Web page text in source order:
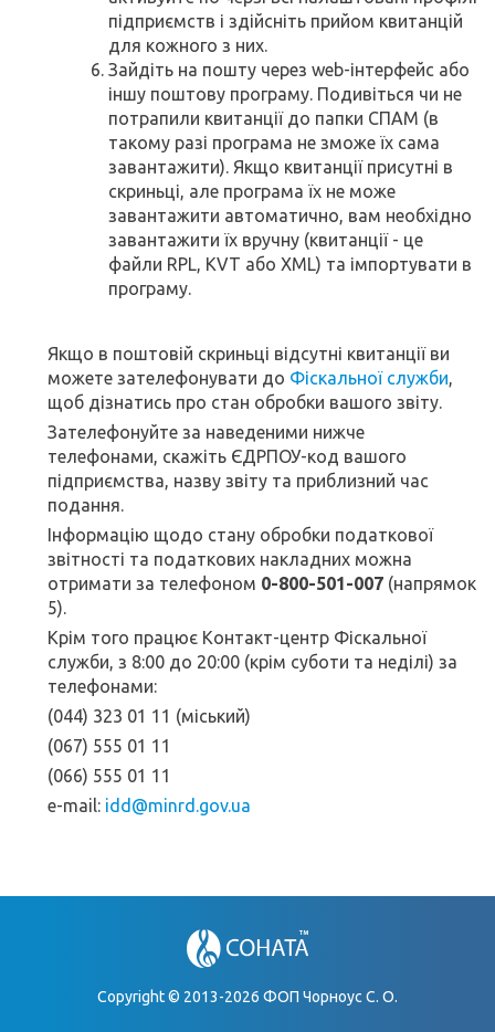
підприємств і здійсніть прийом квитанцій
для кожного з них.
Зайдіть на пошту через web-інтерфейс або
іншу поштову програму. Подивіться чи не
потрапили квитанції до папки СПАМ (в
такому разі програма не зможе їх сама
завантажити). Якщо квитанції присутні в
скриньці, але програма їх не може
завантажити автоматично, вам необхідно
завантажити їх вручну (квитанції - це
файли RPL, KVT або XML) та імпортувати в
програму.
Якщо в поштовій скриньці відсутні квитанції ви
можете зателефонувати до Фіскальної служби,
щоб дізнатись про стан обробки вашого звіту.
Зателефонуйте за наведеними нижче
телефонами, скажіть ЄДРПОУ-код вашого
підприємства, назву звіту та приблизний час
подання.
Інформацію щодо стану обробки податкової
звітності та податкових накладних можна
отримати за телефоном 0-800-501-007 (напрямок
5).
Крім того працює Контакт-центр Фіскальної
служби, з 8:00 до 20:00 (крім суботи та неділі) за
телефонами:
(044) 323 01 11 (міський)
(067) 555 01 11
(066) 555 01 11
e-mail: idd@minrd.gov.ua
Copyright © 2013-2026 ФОП Чорноус С. О.